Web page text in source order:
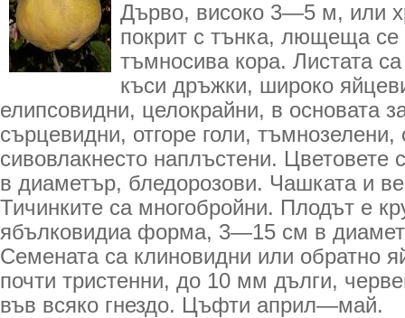
Дърво, високо 3—5 м, или
покрит с тънка, лющеща
тъмносива кора. Листата
къси дръжки, широко
елипсо­видни, целокрайни, в основата
сърцевидни, отгоре голи, тъмнозелени,
сивовлакнесто наплъстени.
в диаметър, бледорозови. Чашката и
Тичинките са многобройни. Плодът е
ябълковидиа форма, 3—15 см в
Семената са клиновидни или обратно
почти тристенни, до 10 мм дълги,
във всяко гнездо. Цъфти април—май.